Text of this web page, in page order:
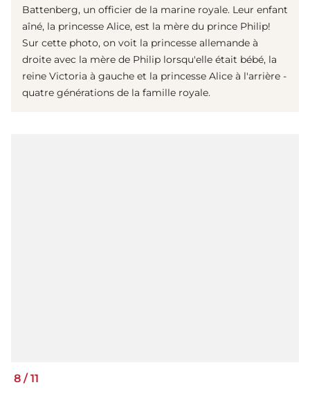
Battenberg, un officier de la marine royale. Leur enfant
aîné, la princesse Alice, est la mère du prince Philip!
Sur cette photo, on voit la princesse allemande à
droite avec la mère de Philip lorsqu'elle était bébé, la
reine Victoria à gauche et la princesse Alice à l'arrière -
quatre générations de la famille royale.
8 /11